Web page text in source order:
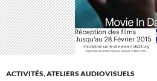
ACTIVITÉS,ATELIERS AUDIOVISUELS